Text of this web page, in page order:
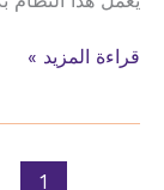
صيانة
قراءة المزيد »
1